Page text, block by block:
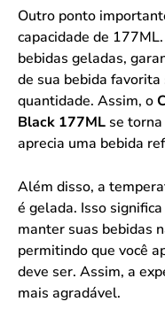
Outro ponto
capacidade de
bebidas geladas,
de sua bebida favorita
quantidade. Assim, o
Black 177ML se
aprecia uma bebida
Além disso, a
é gelada. Isso
manter suas bebidas
permitindo que você
deve ser. Assim, a
mais agradável.